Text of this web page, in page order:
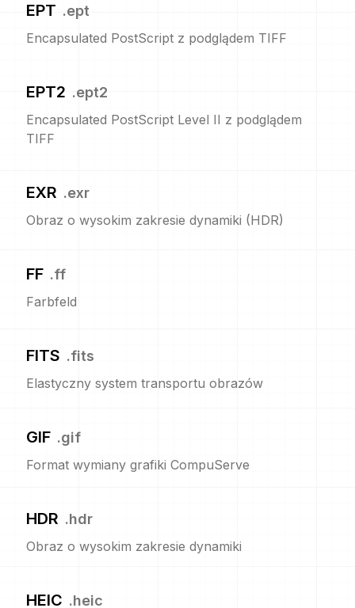
EPT .ept
Encapsulated PostScript z podglądem TIFF
EPT2 .ept2
Encapsulated PostScript Level II z podglądem
TIFF
EXR .exr
Obraz o wysokim zakresie dynamiki (HDR)
FF .ff
Farbfeld
FITS .fits
Elastyczny system transportu obrazów
GIF .gif
Format wymiany grafiki CompuServe
HDR .hdr
Obraz o wysokim zakresie dynamiki
HEIC .heic